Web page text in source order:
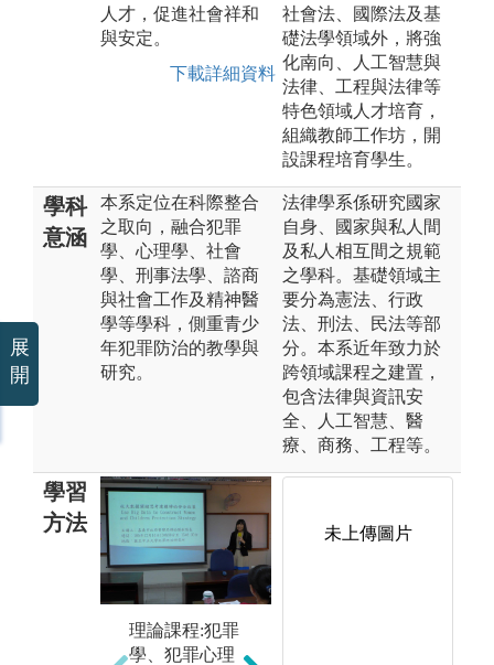
人才，促進社會祥和
與安定。
下載詳細資料
社會法、國際法及基
礎法學領域外，將強
化南向、人工智慧與
法律、工程與法律等
特色領域人才培育，
組織教師工作坊，開
設課程培育學生。
學科
意涵
本系定位在科際整合
之取向，融合犯罪
學、心理學、社會
學、刑事法學、諮商
與社會工作及精神醫
學等學科，側重青少
年犯罪防治的教學與
研究。
法律學系係研究國家
自身、國家與私人間
及私人相互間之規範
之學科。基礎領域主
要分為憲法、行政
法、刑法、民法等部
分。本系近年致力於
跨領域課程之建置，
包含法律與資訊安
全、人工智慧、醫
療、商務、工程等。
學習
方法
理論課程:犯罪
學、犯罪心理
未上傳圖片
展
開